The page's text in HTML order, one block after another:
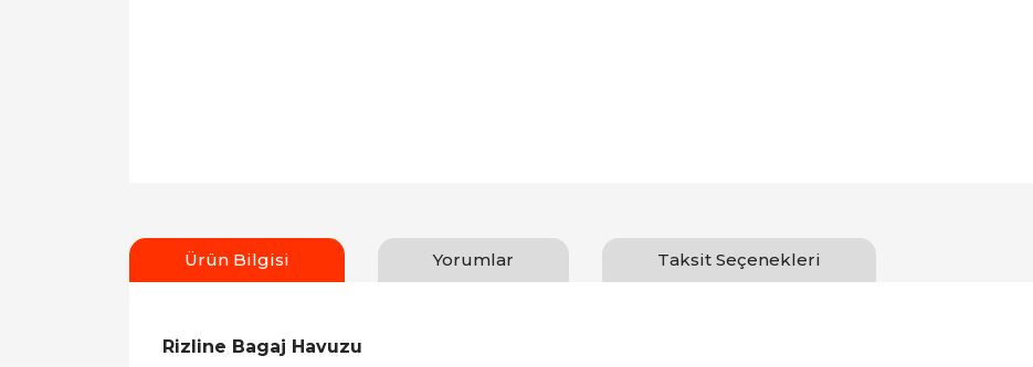
Ürün Bilgisi Yorumlar Taksit Seçenekleri
Rizline Bagaj Havuzu